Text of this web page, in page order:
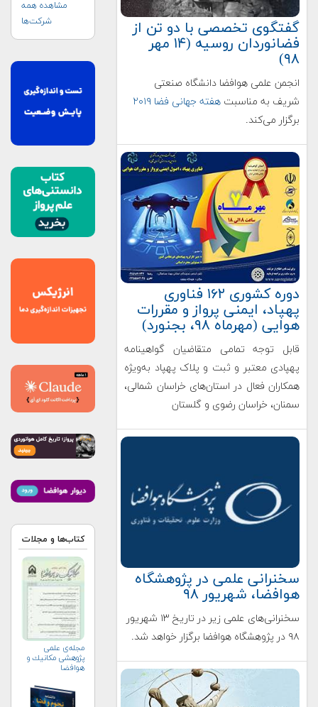
گفتگوی تخصصی با دو تن از
فضانوردان روسیه (۱۴ مهر
۹۸)
انجمن علمی هوافضا دانشگاه صنعتی
شریف به مناسبت هفته جهانی فضا ۲۰۱۹
برگزار می‌کند.
دوره کشوری ۱۶۲ فناوری
پهپاد، ایمنی پرواز و مقررات
هوایی (مهرماه ۹۸، بجنورد)
قابل توجه تمامی متقاضیان گواهینامه
پهپادی معتبر و ثبت و پلاک پهپاد به‌ویژه
همکاران فعال در استان‌های خراسان شمالی،
سمنان، خراسان رضوی و گلستان
سخنرانی علمی در پژوهشگاه
هوافضا، شهریور ۹۸
سخنرانی‌های علمی زیر در تاریخ ۱۳ شهریور
۹۸ در پژوهشگاه هوافضا برگزار خواهد شد.
مشاهده همه
شرکت‌ها
کتاب‌ها و مجلات
مجله‌ی علمی
پژوهشی مكانيك و
هوافضا